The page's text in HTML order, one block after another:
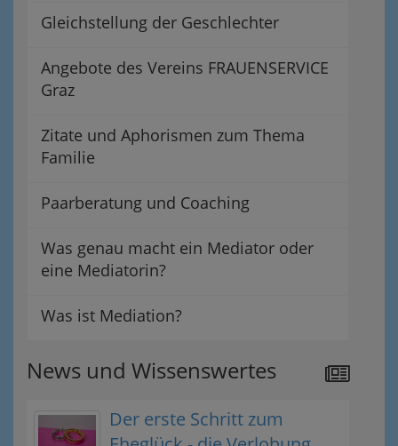
Gleichstellung der Geschlechter
Angebote des Vereins FRAUENSERVICE
Graz
Zitate und Aphorismen zum Thema
Familie
Paarberatung und Coaching
Was genau macht ein Mediator oder
eine Mediatorin?
Was ist Mediation?
News und Wissenswertes
Der erste Schritt zum